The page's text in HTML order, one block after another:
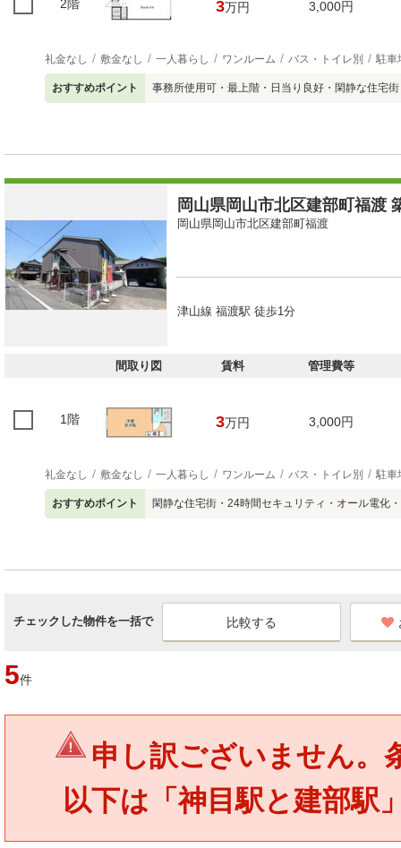
2階 3万円 3,000円
礼金なし 敷金なし 一人暮らし ワンルーム バス・トイレ別 駐車
おすすめポイント 事務所使用可・最上階・日当り良好・閑静な住宅
岡山県岡山市北区建部町福渡
岡山県岡山市北区建部町福渡
津山線 福渡駅 徒歩1分
間取り図 賃料 管理費等
1階 3万円 3,000円
礼金なし 敷金なし 一人暮らし ワンルーム バス・トイレ別 駐車
おすすめポイント 閑静な住宅街・24時間セキュリティ・オール電化
チェックした物件を一括で
5件
申し訳ございません。
以下は「神目駅と建部駅